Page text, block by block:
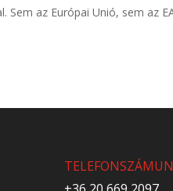
Sem az Európai Unió, sem az